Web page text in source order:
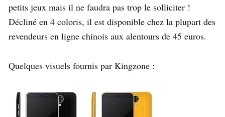
petits jeux mais il ne faudra pas trop le solliciter !
Décliné en 4 coloris, il est disponible chez la plupart des
revendeurs en ligne chinois aux alentours de 45 euros.
Quelques visuels fournis par Kingzone :